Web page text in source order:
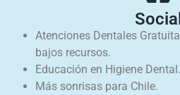
Atenciones Dentales
bajos recursos.
Educación en Higiene Dental.
Más sonrisas para Chile.